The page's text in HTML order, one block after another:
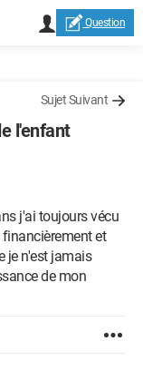
Question
Sujet Suivant
l'enfant
j'ai toujours vécu
et
je n'est jamais
de mon